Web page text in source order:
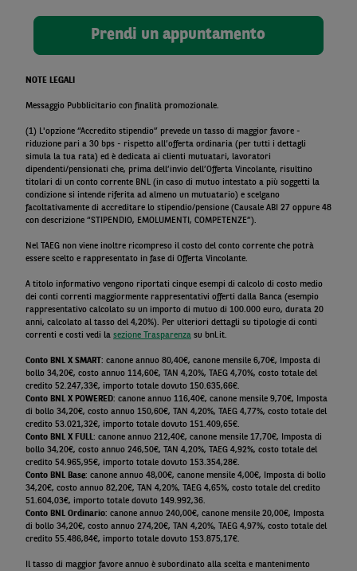
Prendi un appuntamento
NOTE LEGALI
Messaggio Pubblicitario con finalità promozionale.
(1) L'opzione “Accredito stipendio” prevede un tasso di maggior favore -
riduzione pari a 30 bps - rispetto all’offerta ordinaria (per tutti i dettagli
simula la tua rata) ed è dedicata ai clienti mutuatari, lavoratori
dipendenti/pensionati che, prima dell’invio dell’Offerta Vincolante, risultino
titolari di un conto corrente BNL (in caso di mutuo intestato a più soggetti la
condizione si intende riferita ad almeno un mutuatario) e scelgano
facoltativamente di accreditare lo stipendio/pensione (Causale ABI 27 oppure 48
con descrizione “STIPENDIO, EMOLUMENTI, COMPETENZE”).
Nel TAEG non viene inoltre ricompreso il costo del conto corrente che potrà
essere scelto e rappresentato in fase di Offerta Vincolante.
A titolo informativo vengono riportati cinque esempi di calcolo di costo medio
dei conti correnti maggiormente rappresentativi offerti dalla Banca (esempio
rappresentativo calcolato su un importo di mutuo di 100.000 euro, durata 20
anni, calcolato al tasso del 4,20%). Per ulteriori dettagli su tipologie di conti
correnti e costi vedi la sezione Trasparenza su bnl.it.
Conto BNL X SMART : canone annuo 80,40€, canone mensile 6,70€, Imposta di
bollo 34,20€, costo annuo 114,60€, TAN 4,20%, TAEG 4,70%, costo totale del
credito 52.247,33€, importo totale dovuto 150.635,66€.
Conto BNL X POWERED: canone annuo 116,40€, canone mensile 9,70€, Imposta
di bollo 34,20€, costo annuo 150,60€, TAN 4,20%, TAEG 4,77%, costo totale del
credito 53.021,32€, importo totale dovuto 151.409,65€.
Conto BNL X FULL: canone annuo 212,40€, canone mensile 17,70€, Imposta di
bollo 34,20€, costo annuo 246,50€, TAN 4,20%, TAEG 4,92%, costo totale del
credito 54.965,95€, importo totale dovuto 153.354,28€.
Conto BNL Base: canone annuo 48,00€, canone mensile 4,00€, Imposta di bollo
34,20€, costo annuo 82,20€, TAN 4,20%, TAEG 4,65%, costo totale del credito
51.604,03€, importo totale dovuto 149.992,36.
Conto BNL Ordinario: canone annuo 240,00€, canone mensile 20,00€, Imposta
di bollo 34,20€, costo annuo 274,20€, TAN 4,20%, TAEG 4,97%, costo totale del
credito 55.486,84€, importo totale dovuto 153.875,17€.
Il tasso di maggior favore annuo è subordinato alla scelta e mantenimento